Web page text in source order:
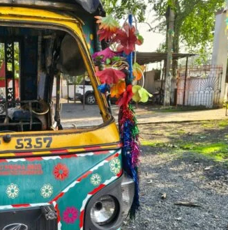
-
प
त्नी
मौ
,
ए
क
गं
भी
र